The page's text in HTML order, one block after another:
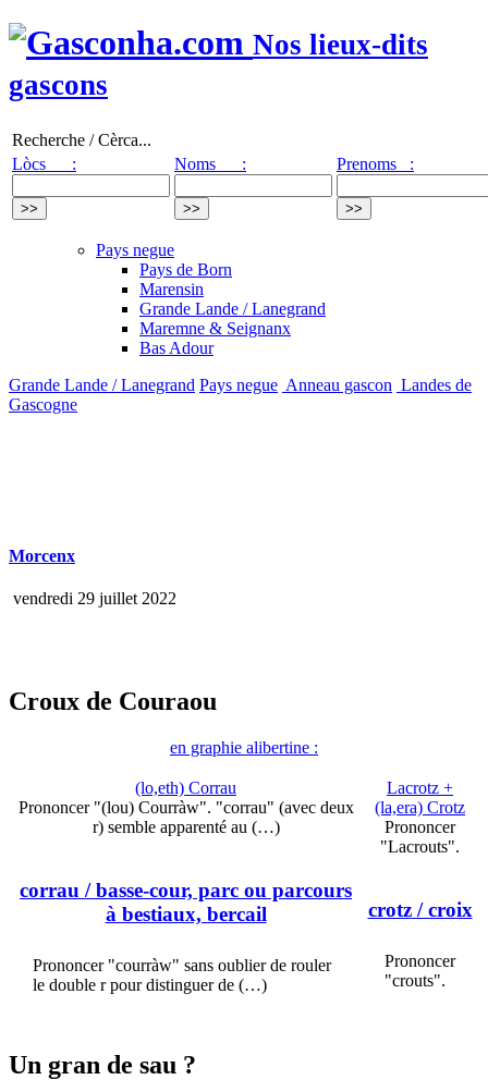
Nos lieux-dits
gascons
Recherche / Cèrca...
Lòcs :
Noms : Prenoms :
Pays negue
Pays de Born
Marensin
Grande Lande / Lanegrand
Maremne & Seignanx
Bas Adour
Grande Lande / Lanegrand Pays negue Anneau gascon Landes de
Gascogne
Morcenx
vendredi 29 juillet 2022
Croux de Couraou
en graphie alibertine :
(lo,eth) Corrau
Prononcer "(lou) Courràw". "corrau" (avec deux
r) semble apparenté au (…)
corrau / basse-cour, parc ou parcours
à bestiaux, bercail
Prononcer "courràw" sans oublier de rouler
le double r pour distinguer de (…)
Lacrotz +
(la,era) Crotz
Prononcer
"Lacrouts".
crotz/ croix
Prononcer
"crouts".
Un gran de sau ?